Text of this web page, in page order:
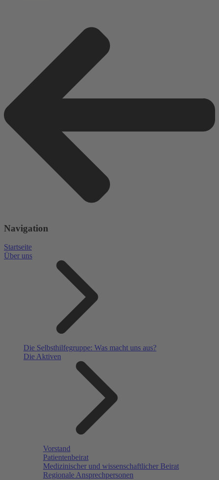
Navigation
Startseite
Über uns
Die Selbsthilfegruppe: Was macht uns aus?
Die Aktiven
Vorstand
Patientenbeirat
Medizinischer und wissenschaftlicher Beirat
Regionale Ansprechpersonen